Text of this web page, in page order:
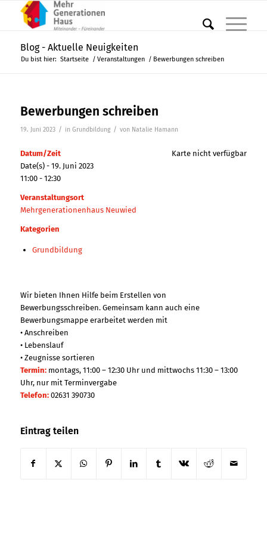
Blog - Aktuelle Neuigkeiten
Du bist hier: Startseite / Veranstaltungen / Bewerbungen schreiben
Bewerbungen schreiben
19. Juni 2023 / in Grundbildung / von Natalie Hamann
Karte nicht verfügbar
Datum/Zeit
Date(s) - 19. Juni 2023
11:00 - 12:30
Veranstaltungsort
Mehrgenerationenhaus Neuwied
Kategorien
Grundbildung
Wir bieten Ihnen Hilfe beim Erstellen von
Bewerbungsschreiben. Gemeinsam kann auch eine
Bewerbungsmappe erarbeitet werden mit
• Anschreiben
• Lebenslauf
• Zeugnisse sortieren
Termin:montags, 11:00 – 12:30 Uhr und mittwochs 11:30 – 13:00
Uhr, nur mit Terminvergabe
Telefon:02631 390730
Eintrag teilen